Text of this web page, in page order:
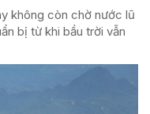
không còn chờ nước lũ
bị từ khi bầu trời vẫn